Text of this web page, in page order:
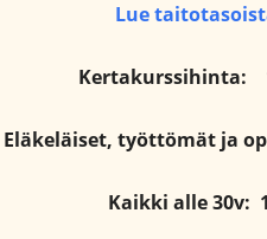
Lue
Kertakurssihinta:
Eläkeläiset, työttömät ja
Kaikki alle 30v: